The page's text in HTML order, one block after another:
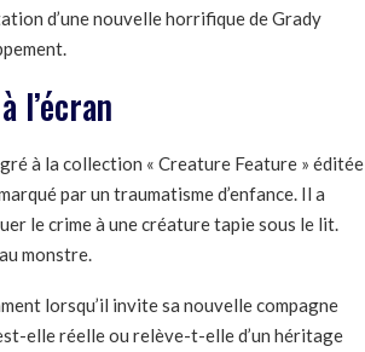
d’une nouvelle horrifique de Grady
l’écran
à la collection « Creature Feature » éditée
par un traumatisme d’enfance. Il a
le crime à une créature tapie sous le lit.
monstre.
lorsqu’il invite sa nouvelle compagne
elle réelle ou relève-t-elle d’un héritage